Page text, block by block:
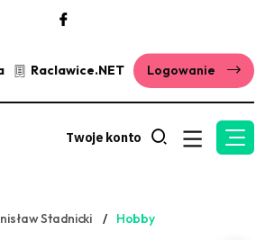
Raclawice.NET Logowanie
Twoje konto
Stadnicki Hobby